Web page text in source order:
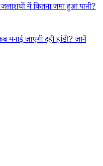
में कितना जमा हुआ पानी?
जाएगी दही हांडी? जानें